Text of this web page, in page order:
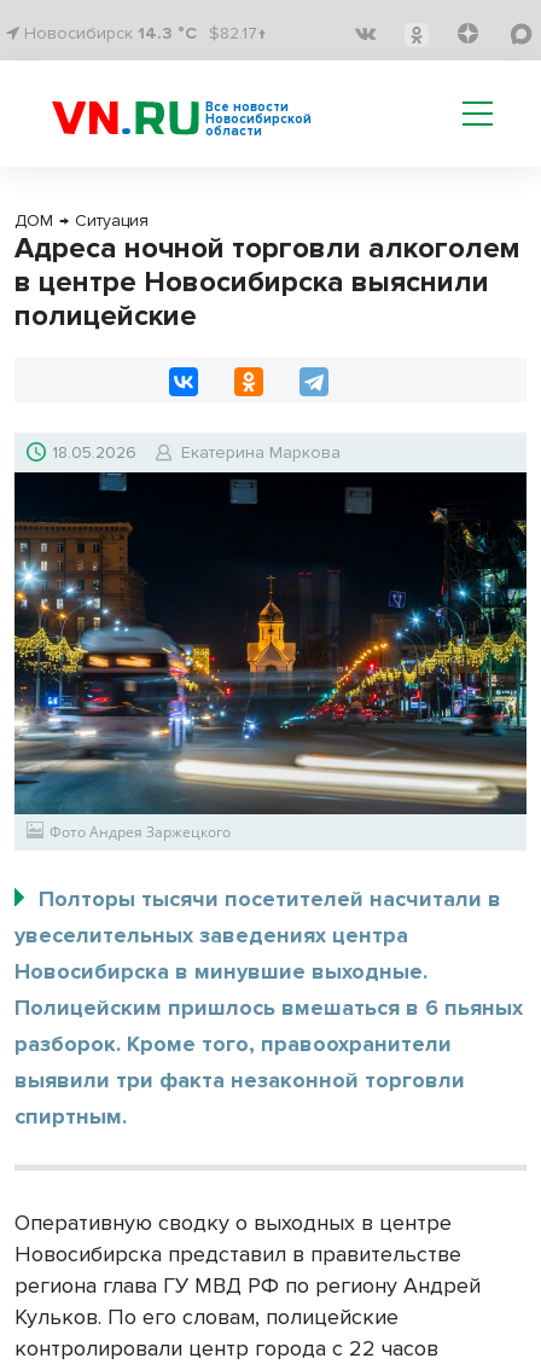
Новосибирск 14.3 °C $82.17↑
Все новости
Новосибирской
области
ДОМ → Ситуация
Адреса ночной торговли алкоголем
в центре Новосибирска выяснили
полицейские
18.05.2026 Екатерина Маркова
Фото Андрея Заржецкого
Полторы тысячи посетителей насчитали в
увеселительных заведениях центра
Новосибирска в минувшие выходные.
Полицейским пришлось вмешаться в 6 пьяных
разборок. Кроме того, правоохранители
выявили три факта незаконной торговли
спиртным.
Оперативную сводку о выходных в центре
Новосибирска представил в правительстве
региона глава ГУ МВД РФ по региону Андрей
Кульков. По его словам, полицейские
контролировали центр города с 22 часов